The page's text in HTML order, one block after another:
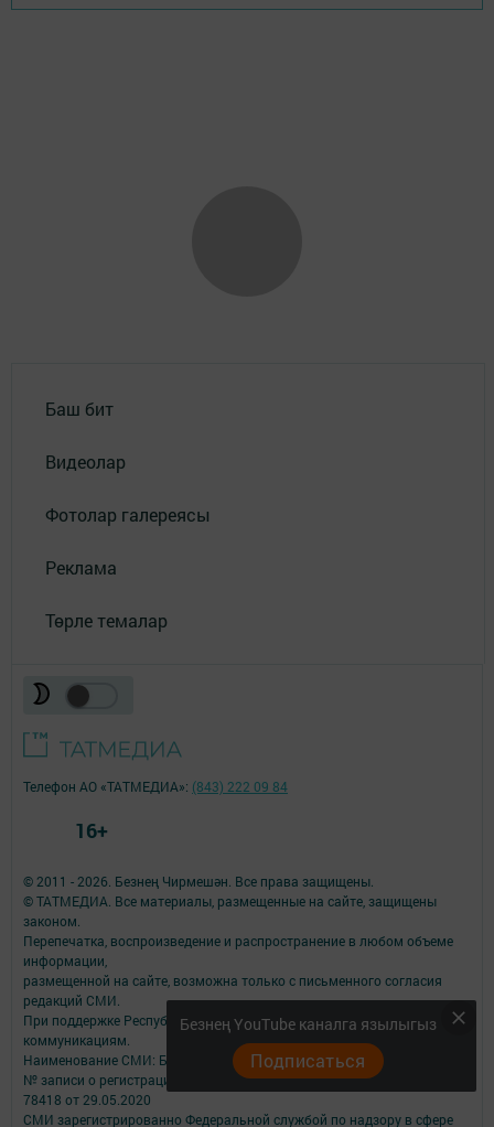
Баш бит
Видеолар
Фотолар галереясы
Реклама
Төрле темалар
Безнең YouTube каналга язылыгыз
Подписаться
© 2011 - 2026. Безнең Чирмешән. Все права защищены.
© ТАТМЕДИА. Все материалы, размещенные на сайте, защищены
законом.
Перепечатка, воспроизведение и распространение в любом объеме
информации,
размещенной на сайте, возможна только с письменного согласия
редакций СМИ.
При поддержке Республиканского агентства по печати и массовым
коммуникациям.
Наименование СМИ: Безнең Чирмешән
№ записи о регистрации СМИ, дата: Реестровая запись: ЭЛ № ФС 77 -
78418 от 29.05.2020
СМИ зарегистрированно Федеральной службой по надзору в сфере
Телефон АО «ТАТМЕДИА»: (843) 222 09 84
16+